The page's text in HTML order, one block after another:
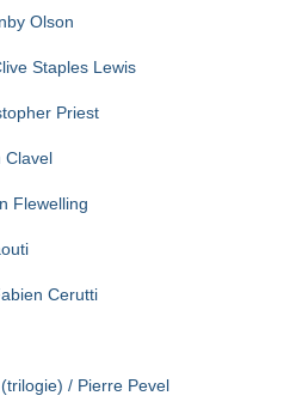
Olson
Staples Lewis
Priest
Clavel
Flewelling
Cerutti
/ Pierre Pevel